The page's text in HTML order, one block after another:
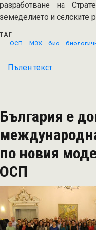
разработване на
земеделието и селските
ТАГ
ОСП
МЗХ био
Пълен текст
се
прилагат
път
новата
ОСП
България е
по новия
ОСП